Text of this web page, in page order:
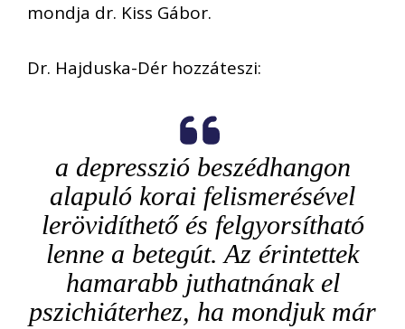
mondja dr. Kiss Gábor.
Dr. Hajduska-Dér hozzáteszi:
a depresszió beszédhangon
alapuló korai felismerésével
lerövidíthető és felgyorsítható
lenne a betegút. Az érintettek
hamarabb juthatnának el
pszichiáterhez, ha mondjuk már